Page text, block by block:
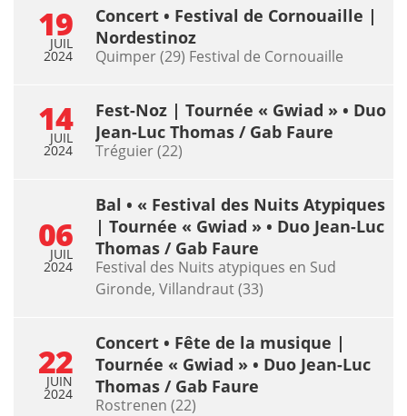
19
JUIL
2024
Concert • Festival de Cornouaille |
Nordestinoz
Quimper (29) Festival de Cornouaille
14
JUIL
2024
Fest-Noz | Tournée « Gwiad » • Duo
Jean-Luc Thomas / Gab Faure
Tréguier (22)
06
JUIL
2024
Bal • « Festival des Nuits Atypiques
| Tournée « Gwiad » • Duo Jean-Luc
Thomas / Gab Faure
Festival des Nuits atypiques en Sud
Gironde, Villandraut (33)
22
JUIN
2024
Concert • Fête de la musique |
Tournée « Gwiad » • Duo Jean-Luc
Thomas / Gab Faure
Rostrenen (22)